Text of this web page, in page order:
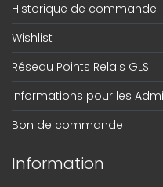
Historique de commande
Wishlist
Réseau Points Relais GLS
Informations pour les
Bon de commande
Information